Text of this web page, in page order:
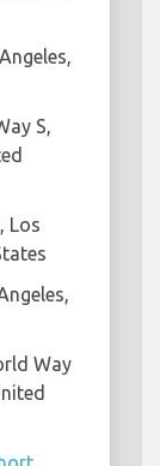
S,
Los
Way